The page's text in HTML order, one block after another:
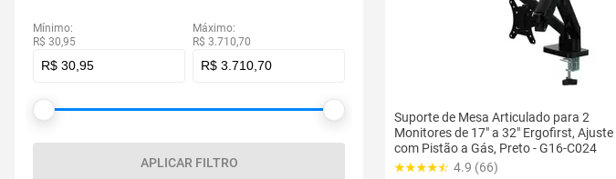
Mínimo:
R$ 30,95
Máximo:
R$ 3.710,70
APLICAR FILTRO
Suporte de Mesa Articulado para 2
Monitores de 17" a 32" Ergofirst, Ajuste
com Pistão a Gás, Preto - G16-C024
4.9 (66)